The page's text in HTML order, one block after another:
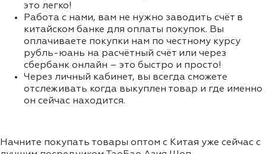
это легко!
Работа с нами, вам не нужно заводить счёт в
китайском банке для оплаты покупок. Вы
оплачиваете покупки нам по честному курсу
рубль-юань на расчётный счёт или через
сбербанк онлайн – это быстро и просто!
Через личный кабинет, вы всегда сможете
отслеживать когда выкуплен товар и где именно
он сейчас находится.
Начните покупать товары оптом с Китая уже сейчас с